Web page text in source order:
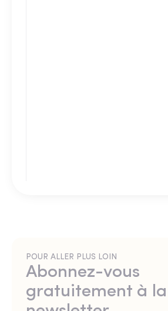
POUR ALLER PLUS LOIN
Abonnez-vous
gratuitement à la